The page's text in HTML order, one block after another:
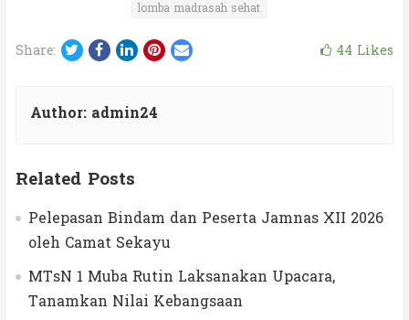
lomba madrasah sehat
Share: Twitter
Facebook
LinkedIn
Pinterest
Email 44 Likes
Author: admin24
Related Posts
Pelepasan Bindam dan Peserta Jamnas XII 2026
oleh Camat Sekayu
MTsN 1 Muba Rutin Laksanakan Upacara,
Tanamkan Nilai Kebangsaan